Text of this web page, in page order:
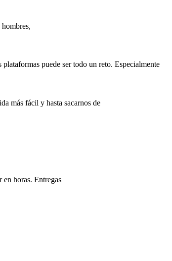
puede ser todo un reto. Especialmente
más fácil y hasta sacarnos de
en horas. Entregas